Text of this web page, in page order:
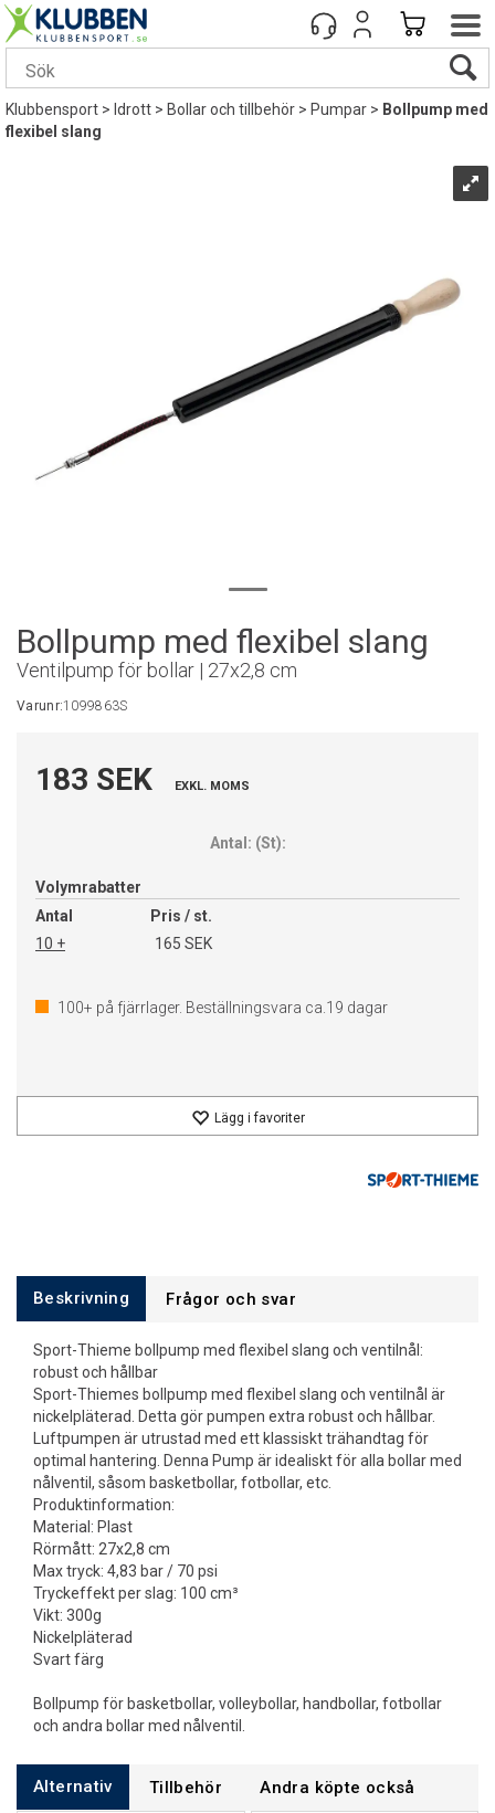
Klubbensport> Idrott>Bollar och tillbehör>Pumpar> Bollpump med
flexibel slang
Bollpump med flexibel slang
Ventilpump för bollar | 27x2,8 cm
Varunr:1099863S
183 SEK EXKL. MOMS
Antal: (St):
Volymrabatter
Antal
Pris / st.
10 +
165 SEK
100+ på fjärrlager. Beställningsvara ca. 19 dagar
Lägg i favoriter
Beskrivning Frågor och svar
Sport-Thieme bollpump med flexibel slang och ventilnål:
robust och hållbar
Sport-Thiemes bollpump med flexibel slang och ventilnål är
nickelpläterad. Detta gör pumpen extra robust och hållbar.
Luftpumpen är utrustad med ett klassiskt trähandtag för
optimal hantering. Denna Pump är idealiskt för alla bollar med
nålventil, såsom basketbollar, fotbollar, etc.
Produktinformation:
Material: Plast
Rörmått: 27x2,8 cm
Max tryck: 4,83 bar / 70 psi
Tryckeffekt per slag: 100 cm³
Vikt: 300g
Nickelpläterad
Svart färg
Bollpump för basketbollar, volleybollar, handbollar, fotbollar
och andra bollar med nålventil.
Alternativ Tillbehör Andra köpte också